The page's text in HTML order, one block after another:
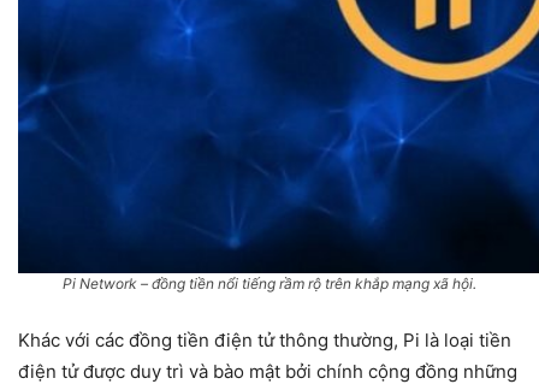
Pi Network – đồng tiền nổi tiếng rầm rộ trên khắp mạng xã hội.
Khác với các đồng tiền điện tử thông thường, Pi là loại tiền
điện tử được duy trì và bào mật bởi chính cộng đồng những